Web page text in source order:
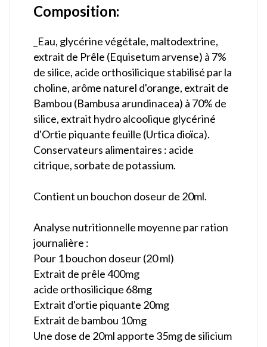
Composition:
_Eau, glycérine végétale, maltodextrine,
extrait de Prêle (Equisetum arvense) à 7%
de silice, acide orthosilicique stabilisé par la
choline, arôme naturel d'orange, extrait de
Bambou (Bambusa arundinacea) à 70% de
silice, extrait hydro alcoolique glycériné
d'Ortie piquante feuille (Urtica dioïca).
Conservateurs alimentaires : acide
citrique, sorbate de potassium.
Contient un bouchon doseur de 20ml.
Analyse nutritionnelle moyenne par ration
journalière :
Pour 1 bouchon doseur (20 ml)
Extrait de prêle 400mg
acide orthosilicique 68mg
Extrait d'ortie piquante 20mg
Extrait de bambou 10mg
Une dose de 20ml apporte 35mg de silicium